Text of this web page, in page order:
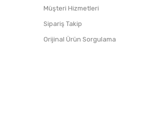
Müşteri Hizmetleri
Sipariş Takip
Orijinal Ürün Sorgulama